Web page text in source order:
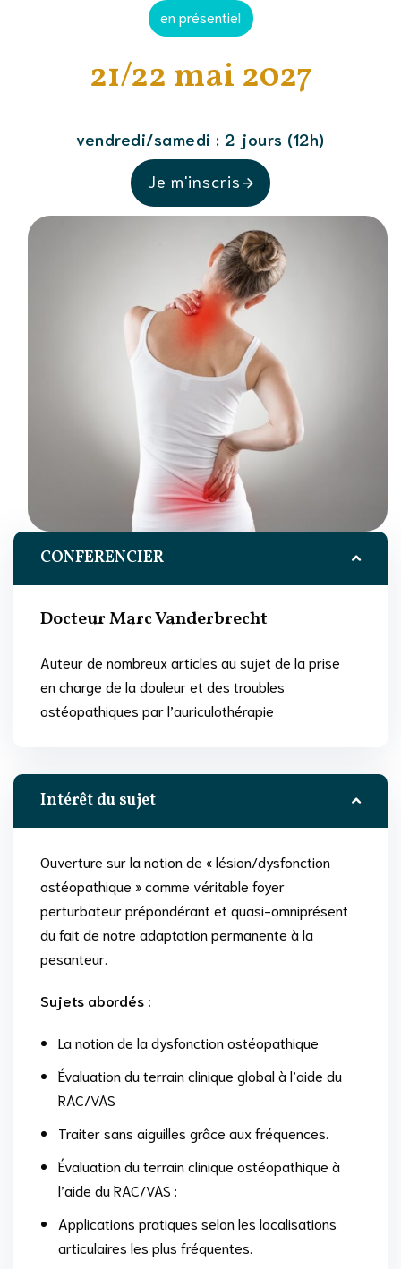
en présentiel
21/22 mai 2027
vendredi/samedi : 2 jours (12h)
Je m'inscris
CONFERENCIER
Docteur Marc Vanderbrecht
Auteur de nombreux articles au sujet de la prise
en charge de la douleur et des troubles
ostéopathiques par l’auriculothérapie
Intérêt du sujet
Ouverture sur la notion de « lésion/dysfonction
ostéopathique » comme véritable foyer
perturbateur prépondérant et quasi-omniprésent
du fait de notre adaptation permanente à la
pesanteur.
Sujets abordés :
La notion de la dysfonction ostéopathique
Évaluation du terrain clinique global à l’aide du
RAC/VAS
Traiter sans aiguilles grâce aux fréquences.
Évaluation du terrain clinique ostéopathique à
l’aide du RAC/VAS :
Applications pratiques selon les localisations
articulaires les plus fréquentes.